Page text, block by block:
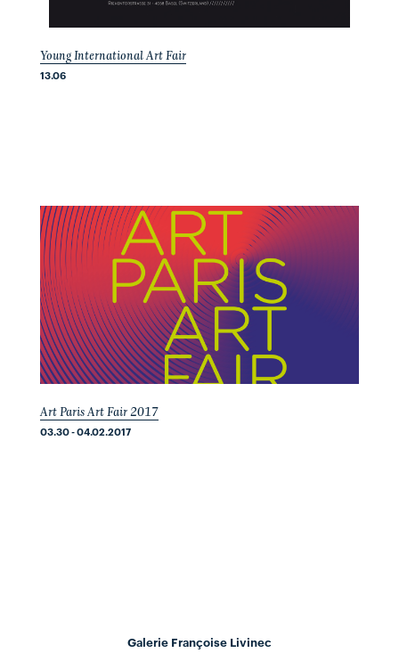
Young International Art Fair
13.06
Art Paris Art Fair 2017
03.30 - 04.02.2017
Galerie Françoise Livinec